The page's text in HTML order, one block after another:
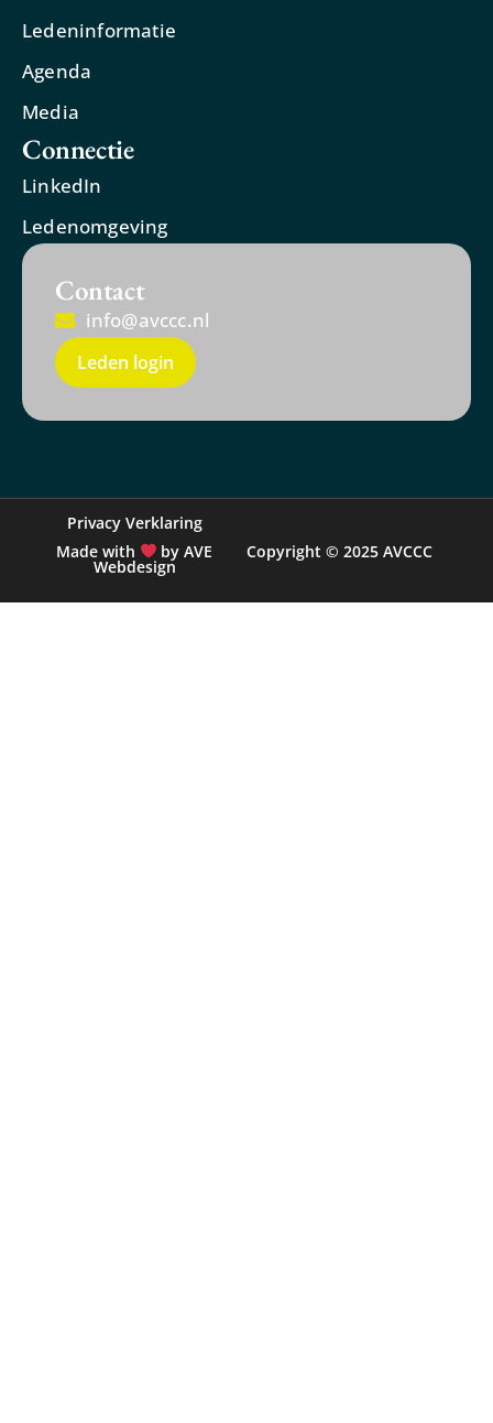
Ledeninformatie
Agenda
Media
Connectie
LinkedIn
Ledenomgeving
Contact
info@avccc.nl
Leden login
Copyright © 2025 AVCCC
Privacy Verklaring
Made with
by AVE
Webdesign